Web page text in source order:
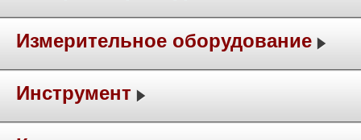
Измерительное оборудование
Инструмент